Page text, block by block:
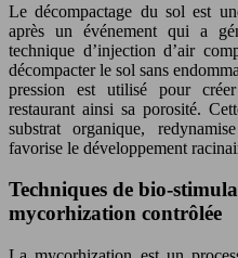
Le décompactage du sol est
après un événement qui a
technique d’injection d’air
décompacter le sol sans
pression est utilisé pour
restaurant ainsi sa porosité.
substrat organique,
favorise le développement
Techniques de bio-
mycorhization contrôlée